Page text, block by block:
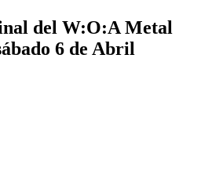
del W:O:A Metal
6 de Abril